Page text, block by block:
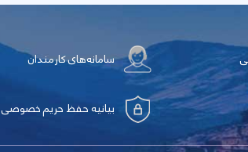
سامانه‌های کارمندان
بیانیه حفظ حریم خصوصی